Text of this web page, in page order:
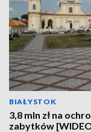
BIAŁYSTOK
3,8 mln zł na
zabytków